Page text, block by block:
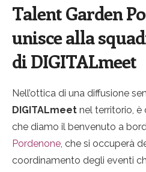
Talent Garden
unisce alla
di DIGITALmeet
Nell’ottica di una diffusione
DIGITALmeet nel territorio, è
che diamo il benvenuto a
Pordenone , che si occuperà
coordinamento degli eventi